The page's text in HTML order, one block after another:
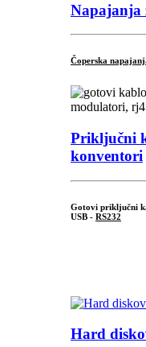
Napajanja
Čoperska
Priključni
konventori
Gotovi priključni
USB - RS232
Hard